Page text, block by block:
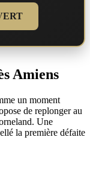
Amiens
un moment
de replonger au
Une
la première défaite